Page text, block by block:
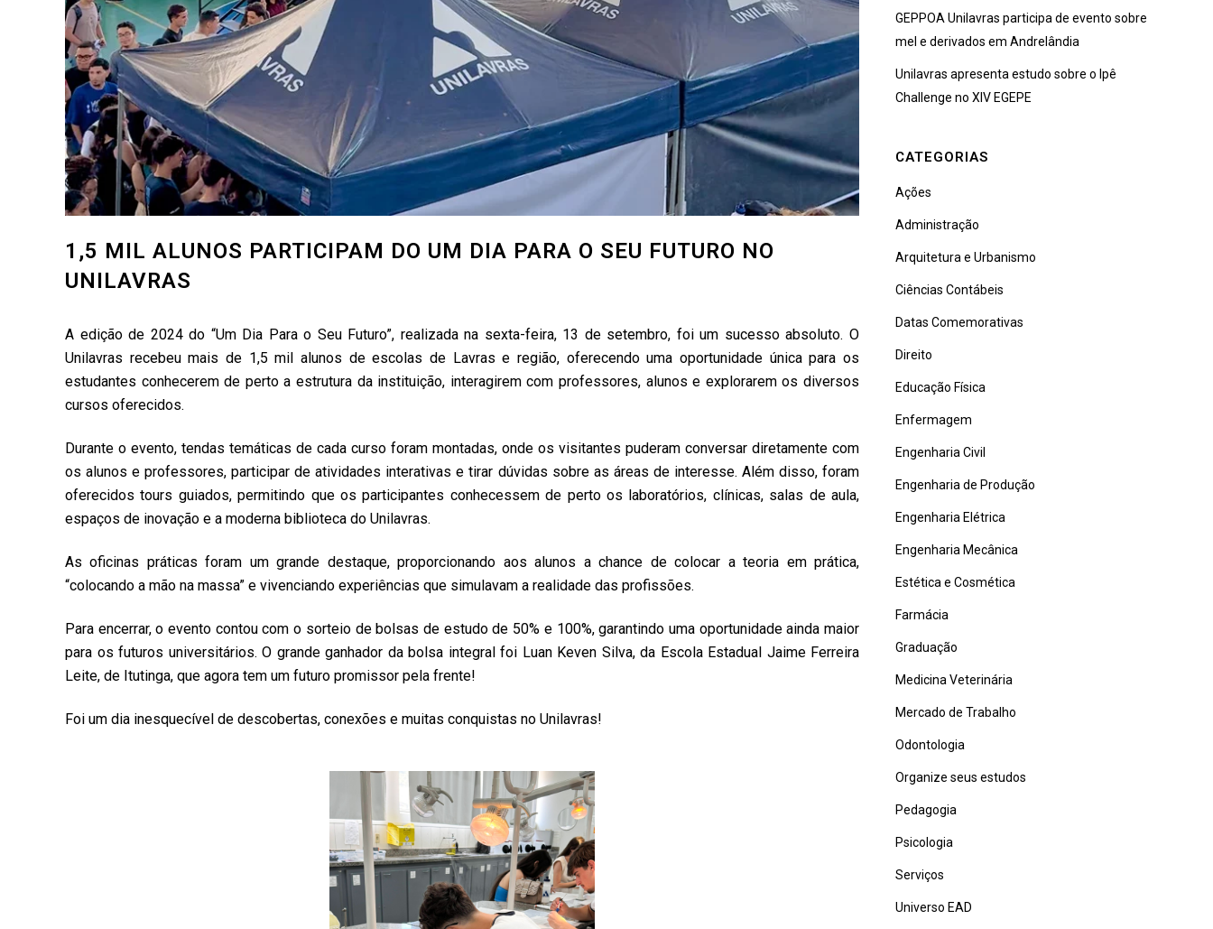
1,5 MIL ALUNOS PARTICIPAM DO UM DIA PARA O SEU FUTURO NO
UNILAVRAS
A edição de 2024 do “Um Dia Para o Seu Futuro”, realizada na sexta-feira, 13 de setembro, foi um sucesso absoluto. O
Unilavras recebeu mais de 1,5 mil alunos de escolas de Lavras e região, oferecendo uma oportunidade única para os
estudantes conhecerem de perto a estrutura da instituição, interagirem com professores, alunos e explorarem os diversos
cursos oferecidos.
Durante o evento, tendas temáticas de cada curso foram montadas, onde os visitantes puderam conversar diretamente com
os alunos e professores, participar de atividades interativas e tirar dúvidas sobre as áreas de interesse. Além disso, foram
oferecidos tours guiados, permitindo que os participantes conhecessem de perto os laboratórios, clínicas, salas de aula,
espaços de inovação e a moderna biblioteca do Unilavras.
As oficinas práticas foram um grande destaque, proporcionando aos alunos a chance de colocar a teoria em prática,
“colocando a mão na massa” e vivenciando experiências que simulavam a realidade das profissões.
Para encerrar, o evento contou com o sorteio de bolsas de estudo de 50% e 100%, garantindo uma oportunidade ainda maior
para os futuros universitários. O grande ganhador da bolsa integral foi Luan Keven Silva, da Escola Estadual Jaime Ferreira
Leite, de Itutinga, que agora tem um futuro promissor pela frente!
Foi um dia inesquecível de descobertas, conexões e muitas conquistas no Unilavras!
GEPPOA Unilavras participa de evento sobre
mel e derivados em Andrelândia
Unilavras apresenta estudo sobre o Ipê
Challenge no XIV EGEPE
CATEGORIAS
Ações
Administração
Arquitetura e Urbanismo
Ciências Contábeis
Datas Comemorativas
Direito
Educação Física
Enfermagem
Engenharia Civil
Engenharia de Produção
Engenharia Elétrica
Engenharia Mecânica
Estética e Cosmética
Farmácia
Graduação
Medicina Veterinária
Mercado de Trabalho
Odontologia
Organize seus estudos
Pedagogia
Psicologia
Serviços
Universo EAD